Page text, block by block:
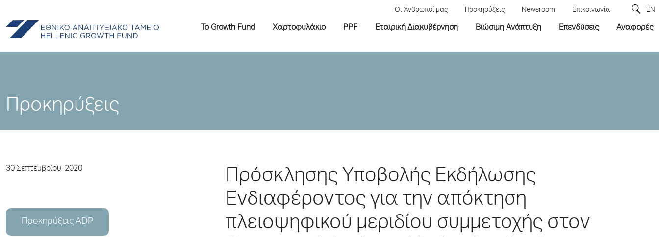
Οι Άνθρωποί μας Προκηρύξεις Newsroom Επικοινωνία EN
Το Growth Fund Χαρτοφυλάκιο PPF Εταιρική Διακυβέρνηση Βιώσιμη Ανάπτυξη Επενδύσεις Αναφορές
Προκηρύξεις
30 Σεπτεμβρίου, 2020
Προκηρύξεις ADP
Πρόσκλησης Υποβολής Εκδήλωσης
Ενδιαφέροντος για την απόκτηση
πλειοψηφικού μεριδίου συμμετοχής στον